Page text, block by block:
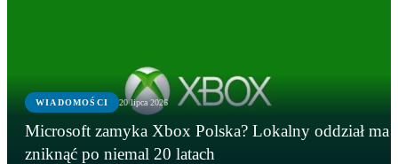
WIADOMOŚCI 20 lipca 2026
Microsoft zamyka Xbox Polska? Lokalny oddział ma
zniknąć po niemal 20 latach
GRY
Five Nights at Freddy’s na żywo! Freddy
GRY
Instalowali gry na Steamie, a tracili kryptowaluty.
WIADOMOŚCI
Microsoft zamyka Xbox Polska? Lokalny oddział